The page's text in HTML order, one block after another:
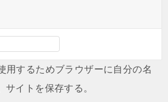
用するためブラウザーに自分の名
イトを保存する。